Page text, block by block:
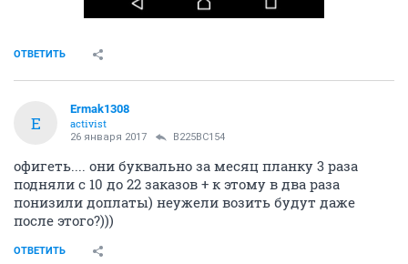
ОТВЕТИТЬ
E
Ermak1308
activist
26 января 2017 В225ВС154
офигеть.... они буквально за месяц планку 3 раза
подняли с 10 до 22 заказов + к этому в два раза
понизили доплаты) неужели возить будут даже
после этого?)))
ОТВЕТИТЬ